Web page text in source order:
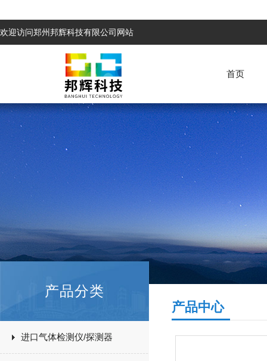
欢迎访问郑州邦辉科技有限公司网站
首页
产品分类
进口气体检测仪/探测器
产品中心